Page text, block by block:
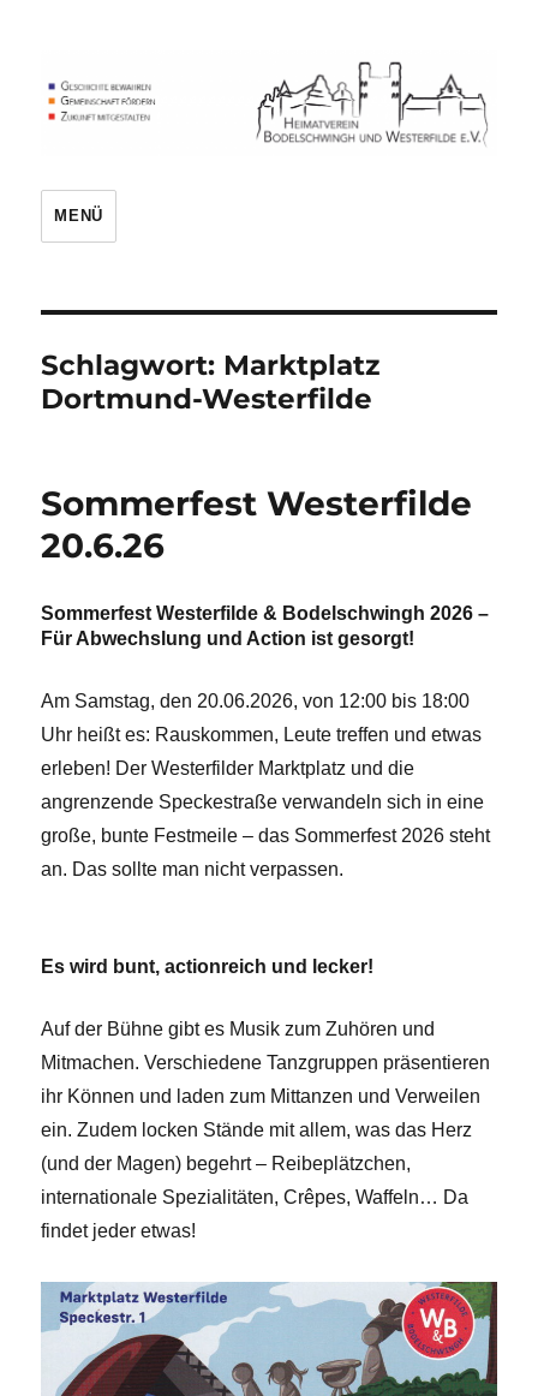
MENÜ
Schlagwort: Marktplatz
Dortmund-Westerfilde
Sommerfest Westerfilde
20.6.26
Sommerfest Westerfilde & Bodelschwingh 2026 –
Für Abwechslung und Action ist gesorgt!
Am Samstag, den 20.06.2026, von 12:00 bis 18:00
Uhr heißt es: Rauskommen, Leute treffen und etwas
erleben! Der Westerfilder Marktplatz und die
angrenzende Speckestraße verwandeln sich in eine
große, bunte Festmeile – das Sommerfest 2026 steht
an. Das sollte man nicht verpassen.
Es wird bunt, actionreich und lecker!
Auf der Bühne gibt es Musik zum Zuhören und
Mitmachen. Verschiedene Tanzgruppen präsentieren
ihr Können und laden zum Mittanzen und Verweilen
ein. Zudem locken Stände mit allem, was das Herz
(und der Magen) begehrt – Reibeplätzchen,
internationale Spezialitäten, Crêpes, Waffeln… Da
findet jeder etwas!